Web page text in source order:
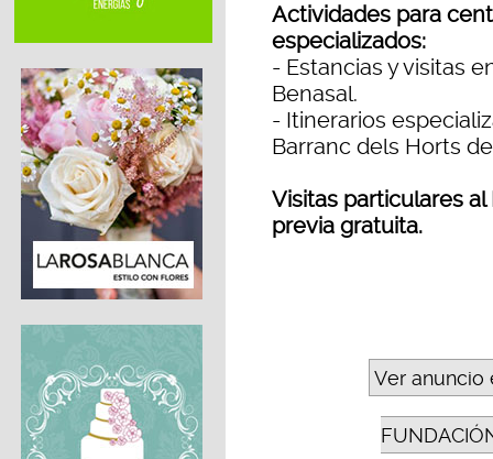
Actividades para
especializados:
- Estancias y visitas
Benasal.
- Itinerarios
Barranc dels Horts
Visitas particulares
previa gratuita.
Ver anuncio